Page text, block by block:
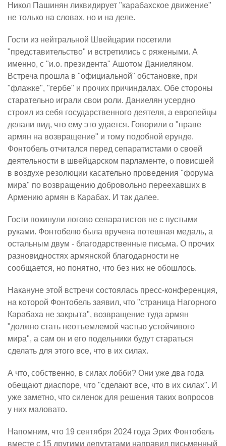
Никол Пашинян ликвидирует "карабахское движение"
не только на словах, но и на деле.
Гости из нейтральной Швейцарии посетили
"представительство" и встретились с ряжеными. А
именно, с "и.о. президента" Ашотом Даниеляном.
Встреча прошла в "официальной" обстановке, при
"флажке", "гербе" и прочих причиндалах. Обе стороны
старательно играли свои роли. Даниелян усердно
строил из себя государственного деятеля, а европейцы
делали вид, что ему это удается. Говорили о "праве
армян на возвращение" и тому подобной ерунде.
Фонтобель отчитался перед сепаратистами о своей
деятельности в швейцарском парламенте, о повисшей
в воздухе резолюции касательно проведения "форума
мира" по возвращению добровольно переехавших в
Армению армян в Карабах. И так далее.
Гости покинули логово сепаратистов не с пустыми
руками. Фонтобелю была вручена потешная медаль, а
остальным двум - благодарственные письма. О прочих
разновидностях армянской благодарности не
сообщается, но понятно, что без них не обошлось.
Накануне этой встречи состоялась пресс-конференция,
на которой Фонтобель заявил, что "страница Нагорного
Карабаха не закрыта", возвращение туда армян
"должно стать неотъемлемой частью устойчивого
мира", а сам он и его подельники будут стараться
сделать для этого все, что в их силах.
А что, собственно, в силах лобби? Они уже два года
обещают диаспоре, что "сделают все, что в их силах". И
уже заметно, что силенок для решения таких вопросов
у них маловато.
Напомним, что 19 сентября 2024 года Эрих Фонтобель
вместе с 15 другими депутатами направил письменный